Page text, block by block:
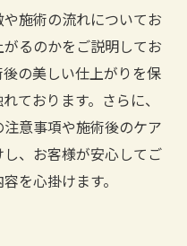
施術の流れについてお
るのかをご説明してお
の美しい仕上がりを保
ております。さらに、
意事項や施術後のケア
、お客様が安心してご
を心掛けます。